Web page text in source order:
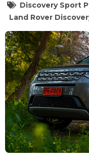
Discovery Sport
Land Rover